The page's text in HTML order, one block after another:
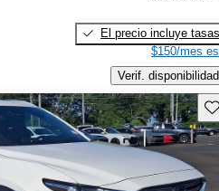
El precio incluye tasas
$150/mes
Verif. disponibilidad